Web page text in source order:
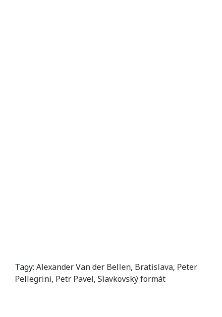
Tagy: Alexander Van der Bellen, Bratislava, Peter
Pellegrini, Petr Pavel, Slavkovský formát